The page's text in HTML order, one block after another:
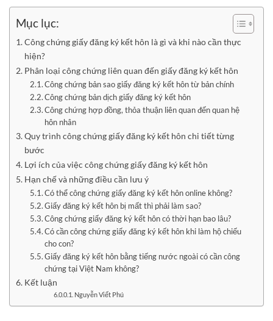
Mục lục:
Công chứng giấy đăng ký kết hôn là gì và khi nào cần thực
hiện?
Phân loại công chứng liên quan đến giấy đăng ký kết hôn
Công chứng bản sao giấy đăng ký kết hôn từ bản chính
Công chứng bản dịch giấy đăng ký kết hôn
Công chứng hợp đồng, thỏa thuận liên quan đến quan hệ
hôn nhân
Quy trình công chứng giấy đăng ký kết hôn chi tiết từng
bước
Lợi ích của việc công chứng giấy đăng ký kết hôn
Hạn chế và những điều cần lưu ý
Có thể công chứng giấy đăng ký kết hôn online không?
Giấy đăng ký kết hôn bị mất thì phải làm sao?
Công chứng giấy đăng ký kết hôn có thời hạn bao lâu?
Có cần công chứng giấy đăng ký kết hôn khi làm hộ chiếu
cho con?
Giấy đăng ký kết hôn bằng tiếng nước ngoài có cần công
chứng tại Việt Nam không?
Kết luận
Nguyễn Viết Phú